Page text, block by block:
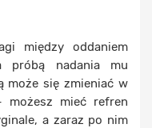
między oddaniem
próbą nadania mu
może się zmieniać w
możesz mieć refren
a zaraz po nim